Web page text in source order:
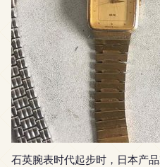
石英腕表时代起步时，日本产